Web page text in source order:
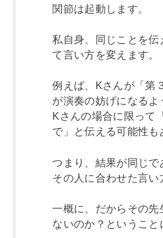
関節は起動します。
私自身、同じことを伝
て言い方を変えます。
例えば、Kさんが「第
が演奏の妨げになるよ
Kさんの場合に限って
で」と伝える可能性も
つまり、結果が同じで
その人に合わせた言い
一概に、だからその
ないのか？ということ